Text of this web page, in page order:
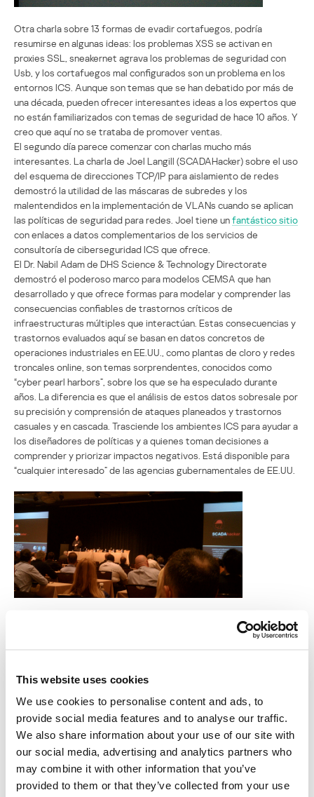
This website uses cookies
We use cookies to personalise content and ads, to
provide social media features and to analyse our traffic.
We also share information about your use of our site with
our social media, advertising and analytics partners who
may combine it with other information that you’ve
provided to them or that they’ve collected from your use
Otra charla sobre 13 formas de evadir cortafuegos, podría
resumirse en algunas ideas: los problemas XSS se activan en
proxies SSL, sneakernet agrava los problemas de seguridad con
Usb, y los cortafuegos mal configurados son un problema en los
entornos ICS. Aunque son temas que se han debatido por más de
una década, pueden ofrecer interesantes ideas a los expertos que
no están familiarizados con temas de seguridad de hace 10 años. Y
creo que aquí no se trataba de promover ventas.
El segundo día parece comenzar con charlas mucho más
interesantes. La charla de Joel Langill (SCADAHacker) sobre el uso
del esquema de direcciones TCP/IP para aislamiento de redes
demostró la utilidad de las máscaras de subredes y los
malentendidos en la implementación de VLANs cuando se aplican
las políticas de seguridad para redes. Joel tiene unfantástico sitio
con enlaces a datos complementarios de los servicios de
consultoría de ciberseguridad ICS que ofrece.
El Dr. Nabil Adam de DHS Science & Technology Directorate
demostró el poderoso marco para modelos CEMSA que han
desarrollado y que ofrece formas para modelar y comprender las
consecuencias confiables de trastornos críticos de
infraestructuras múltiples que interactúan. Estas consecuencias y
trastornos evaluados aquí se basan en datos concretos de
operaciones industriales en EE.UU., como plantas de cloro y redes
troncales online, son temas sorprendentes, conocidos como
“cyber pearl harbors”, sobre los que se ha especulado durante
años. La diferencia es que el análisis de estos datos sobresale por
su precisión y comprensión de ataques planeados y trastornos
casuales y en cascada. Trasciende los ambientes ICS para ayudar a
los diseñadores de políticas y a quienes toman decisiones a
comprender y priorizar impactos negativos. Está disponible para
“cualquier interesado” de las agencias gubernamentales de EE.UU.
El día avanza con un panel de debate en el que la industria parece
darse cuenta de que no hay tal brecha, pero la gente aún lo cree. Al
presentes están explicando sus problemas con los controles con
mientras que los riesgos aumentan. Están teniendo muchos
problemas con la cantidad “no cuantificada” de riesgos que sus
sistemas enfrentan. Nadie en la sala tiene una respuesta fácil para
cuantificar estos datos, incluyendo al que está monopolizando el
micrófono, y vuelven a las consecuencias de los trastornos.
Aunque se oyó varias veces el término “Stuxnet”, y alguien